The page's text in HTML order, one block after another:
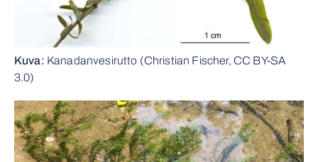
Kuva: Kanadanvesirutto (Christian Fischer, CC BY-SA
3.0)